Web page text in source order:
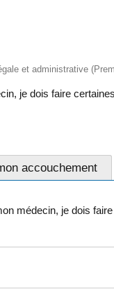
et administrative
je dois faire
accouchement
médecin, je dois